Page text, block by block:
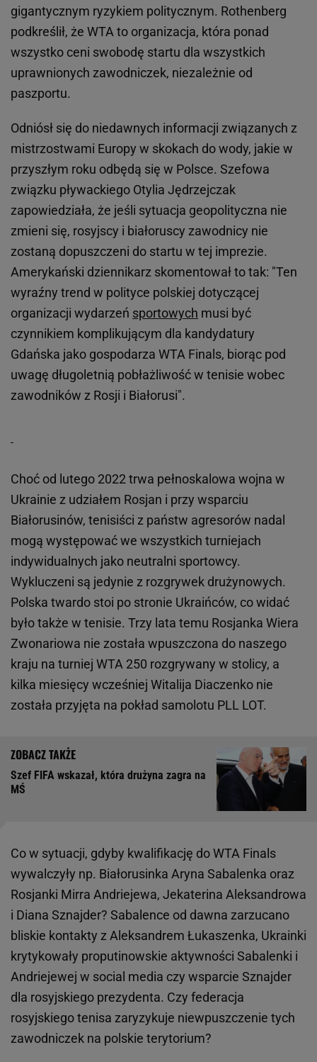
gigantycznym ryzykiem politycznym. Rothenberg
podkreślił, że WTA to organizacja, która ponad
wszystko ceni swobodę startu dla wszystkich
uprawnionych zawodniczek, niezależnie od
paszportu.
Odniósł się do niedawnych informacji związanych z
mistrzostwami Europy w skokach do wody, jakie w
przyszłym roku odbędą się w Polsce. Szefowa
związku pływackiego Otylia Jędrzejczak
zapowiedziała, że jeśli sytuacja geopolityczna nie
zmieni się, rosyjscy i białoruscy zawodnicy nie
zostaną dopuszczeni do startu w tej imprezie.
Amerykański dziennikarz skomentował to tak: "Ten
wyraźny trend w polityce polskiej dotyczącej
organizacji wydarzeń sportowych musi być
czynnikiem komplikującym dla kandydatury
Gdańska jako gospodarza WTA Finals, biorąc pod
uwagę długoletnią pobłażliwość w tenisie wobec
zawodników z Rosji i Białorusi".
Choć od lutego 2022 trwa pełnoskalowa wojna w
Ukrainie z udziałem Rosjan i przy wsparciu
Białorusinów, tenisiści z państw agresorów nadal
mogą występować we wszystkich turniejach
indywidualnych jako neutralni sportowcy.
Wykluczeni są jedynie z rozgrywek drużynowych.
Polska twardo stoi po stronie Ukraińców, co widać
było także w tenisie. Trzy lata temu Rosjanka Wiera
Zwonariowa nie została wpuszczona do naszego
kraju na turniej WTA 250 rozgrywany w stolicy, a
kilka miesięcy wcześniej Witalija Diaczenko nie
została przyjęta na pokład samolotu PLL LOT.
Szef FIFA wskazał, która drużyna zagra na
MŚ
Co w sytuacji, gdyby kwalifikację do WTA Finals
wywalczyły np. Białorusinka Aryna Sabalenka oraz
Rosjanki Mirra Andriejewa, Jekaterina Aleksandrowa
i Diana Sznajder? Sabalence od dawna zarzucano
bliskie kontakty z Aleksandrem Łukaszenka, Ukrainki
krytykowały proputinowskie aktywności Sabalenki i
Andriejewej w social media czy wsparcie Sznajder
dla rosyjskiego prezydenta. Czy federacja
rosyjskiego tenisa zaryzykuje niewpuszczenie tych
zawodniczek na polskie terytorium?